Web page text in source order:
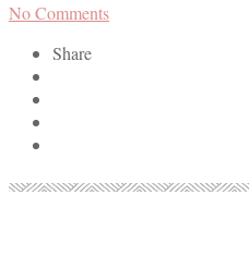
No Comments
Share